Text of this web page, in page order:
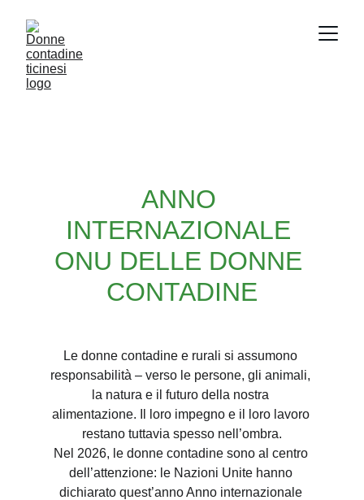
ANNO
INTERNAZIONALE
ONU DELLE DONNE
CONTADINE
Le donne contadine e rurali si assumono
responsabilità – verso le persone, gli animali,
la natura e il futuro della nostra
alimentazione. Il loro impegno e il loro lavoro
restano tuttavia spesso nell’ombra.
Nel 2026, le donne contadine sono al centro
dell’attenzione: le Nazioni Unite hanno
dichiarato quest’anno Anno internazionale